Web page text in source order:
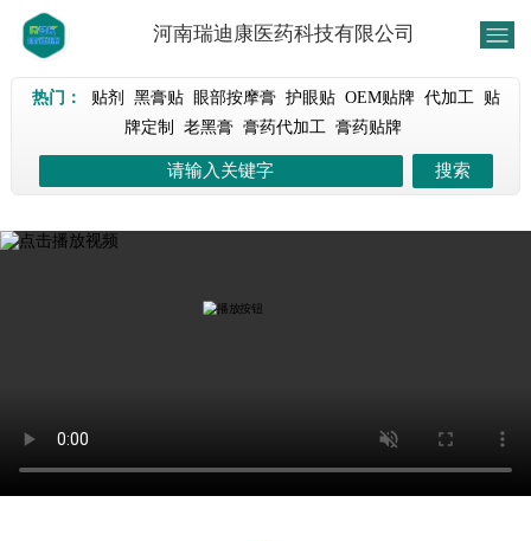
河南瑞迪康医药科技有限公司
热门： 贴剂 黑膏贴 眼部按摩膏 护眼贴 OEM贴牌 代加工
贴
牌定制
老黑膏 膏药代加工 膏药贴牌